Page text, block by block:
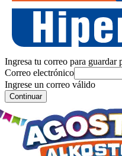
Ingresa tu correo para guardar
Correo electrónico
Ingrese un correo válido
Continuar